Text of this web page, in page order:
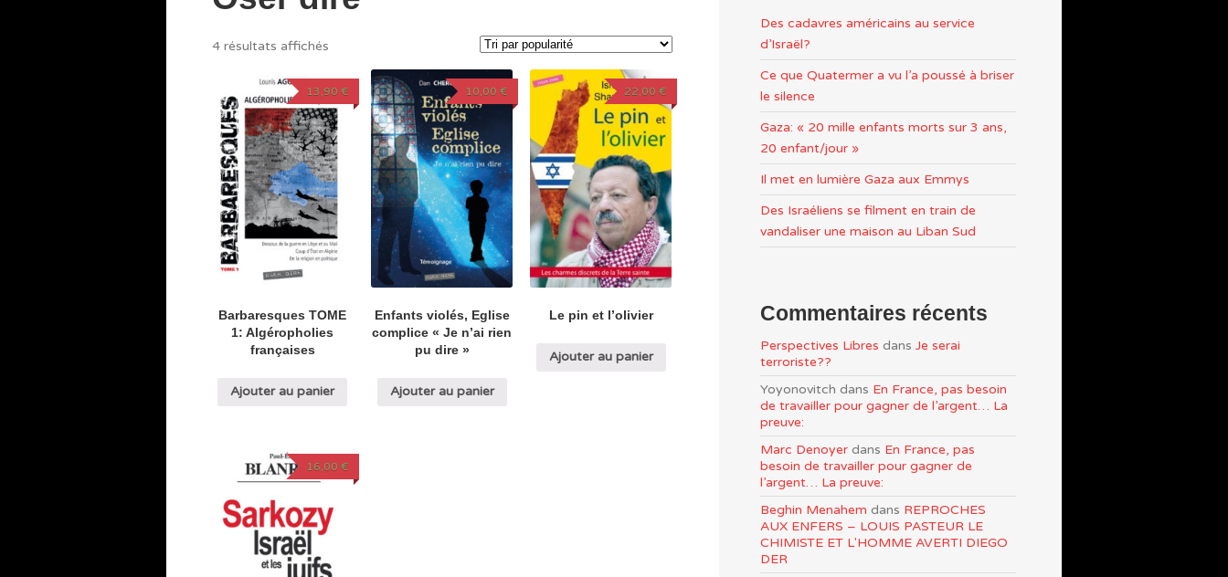
4 résultats affichés
Barbaresques TOME
1: Algéropholies
françaises
13,90 €
Ajouter au panier
Enfants violés, Eglise
complice « Je n’ai rien
pu dire »
10,00€
Ajouter au panier
Le pin et l’olivier
22,00€
Ajouter au panier
16,00 €
Des cadavres américains au service
d’Israël?
Ce que Quatermer a vu l’a poussé à briser
le silence
Gaza: « 20 mille enfants morts sur 3 ans,
20 enfant/jour »
Il met en lumière Gaza aux Emmys
Des Israéliens se filment en train de
vandaliser une maison au Liban Sud
Commentaires récents
Perspectives Libres dans Je serai
terroriste??
Yoyonovitch dans En France, pas besoin
de travailler pour gagner de l’argent… La
preuve:
Marc Denoyer dans En France, pas
besoin de travailler pour gagner de
l’argent… La preuve:
Beghin Menahem dans REPROCHES
AUX ENFERS – LOUIS PASTEUR LE
CHIMISTE ET L'HOMME AVERTI DIEGO
DER